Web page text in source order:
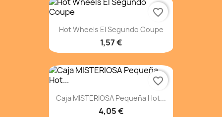
Hot Wheels El Segundo Coupe
1,57 €
favorite_border
Caja MISTERIOSA Pequeña Hot...
4,05 €
favorite_border